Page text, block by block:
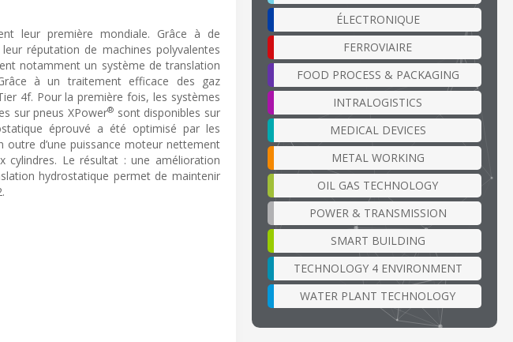
leur première mondiale. Grâce à de
réputation de machines polyvalentes
notamment un système de translation
à un traitement efficace des gaz
4f. Pour la première fois, les systèmes
sur pneus XPower®sont disponibles sur
éprouvé a été optimisé par les
d’une puissance moteur nettement
cylindres. Le résultat : une amélioration
hydrostatique permet de maintenir
ÉLECTRONIQUE
FERROVIAIRE
FOOD PROCESS & PACKAGING
INTRALOGISTICS
MEDICAL DEVICES
METAL WORKING
OIL GAS TECHNOLOGY
POWER & TRANSMISSION
SMART BUILDING
TECHNOLOGY 4 ENVIRONMENT
WATER PLANT TECHNOLOGY